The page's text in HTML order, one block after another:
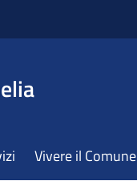
Vivere il Comune